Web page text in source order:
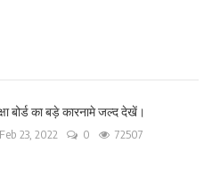
बोर्ड का बड़े कारनामे जल्द देखें।
Feb 23, 2022 0 72507